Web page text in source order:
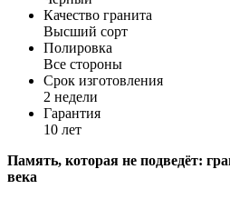
Качество гранита
Высший сорт
Полировка
Все стороны
Срок изготовления
2 недели
Гарантия
10 лет
Память, которая не подведёт:
века